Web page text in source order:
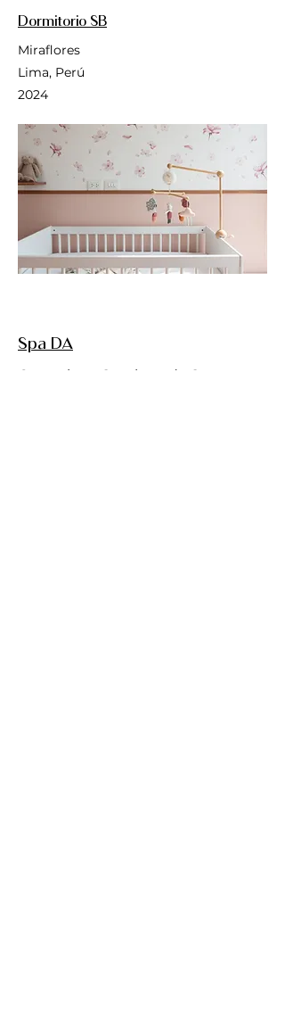
Dormitorio SB
Miraflores
Lima, Perú
2024
Spa DA
Casuarinas, Santiago de Surco